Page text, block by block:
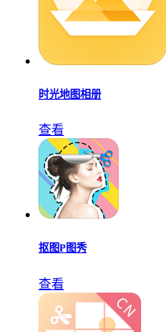
时光地图相册
查看
抠图P图秀
查看